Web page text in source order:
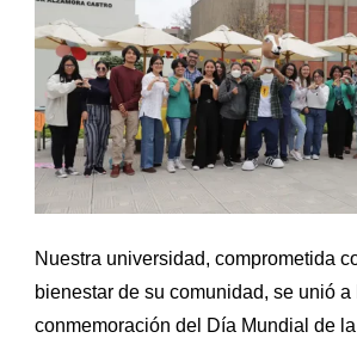
Nuestra universidad, comprometida
bienestar de su comunidad, se unió a
conmemoración del Día Mundial de